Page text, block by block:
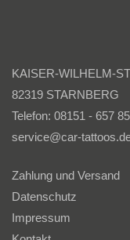
KAISER-WILHELM-
82319 STARNBERG
Telefon: 08151 - 657
service@car-
Zahlung und Versand
Datenschutz
Impressum